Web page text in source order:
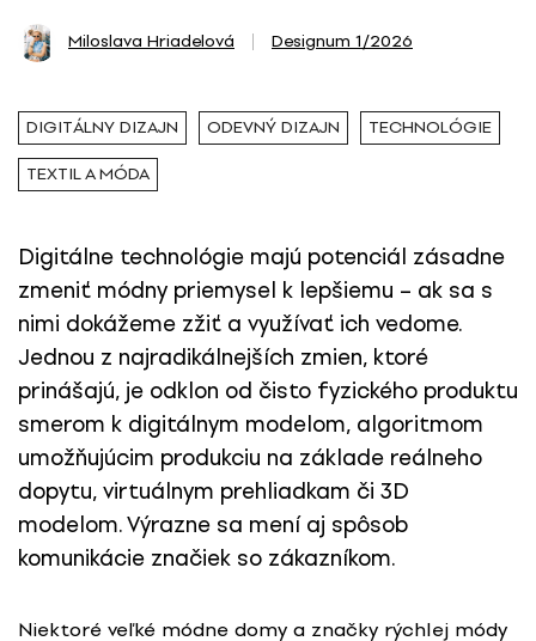
Miloslava Hriadelová Designum 1/2026
DIGITÁLNY DIZAJN ODEVNÝ DIZAJN TECHNOLÓGIE
TEXTIL A MÓDA
Digitálne technológie majú potenciál zásadne
zmeniť módny priemysel k lepšiemu – ak sa s
nimi dokážeme zžiť a využívať ich vedome.
Jednou z najradikálnejších zmien, ktoré
prinášajú, je odklon od čisto fyzického produktu
smerom k digitálnym modelom, algoritmom
umožňujúcim produkciu na základe reálneho
dopytu, virtuálnym prehliadkam či 3D
modelom. Výrazne sa mení aj spôsob
komunikácie značiek so zákazníkom.
Niektoré veľké módne domy a značky rýchlej módy